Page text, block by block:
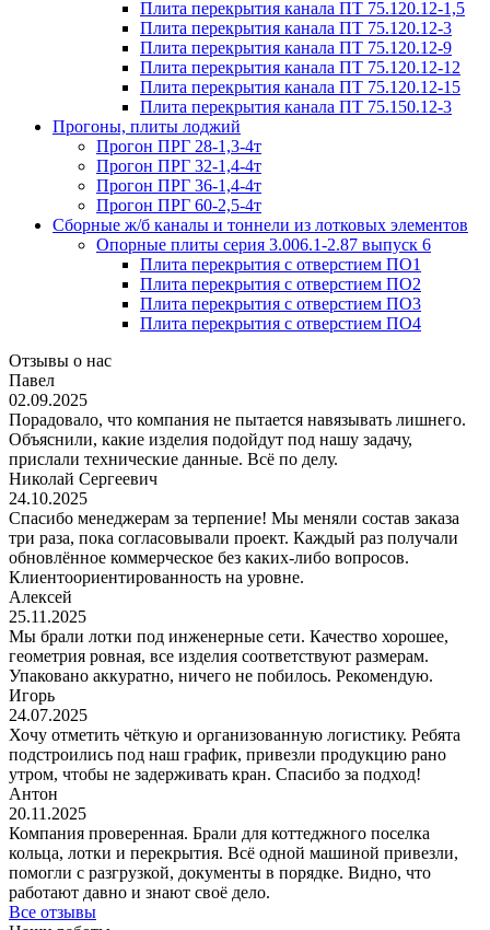
Плита перекрытия канала ПТ 75.120.12-1,5
Плита перекрытия канала ПТ 75.120.12-3
Плита перекрытия канала ПТ 75.120.12-9
Плита перекрытия канала ПТ 75.120.12-12
Плита перекрытия канала ПТ 75.120.12-15
Плита перекрытия канала ПТ 75.150.12-3
Прогоны, плиты лоджий
Прогон ПРГ 28-1,3-4т
Прогон ПРГ 32-1,4-4т
Прогон ПРГ 36-1,4-4т
Прогон ПРГ 60-2,5-4т
Сборные ж/б каналы и тоннели из лотковых элементов
Опорные плиты серия 3.006.1-2.87 выпуск 6
Плита перекрытия с отверстием ПО1
Плита перекрытия с отверстием ПО2
Плита перекрытия с отверстием ПО3
Плита перекрытия с отверстием ПО4
Отзывы о нас
Павел
02.09.2025
Порадовало, что компания не пытается навязывать лишнего.
Объяснили, какие изделия подойдут под нашу задачу,
прислали технические данные. Всё по делу.
Николай Сергеевич
24.10.2025
Спасибо менеджерам за терпение! Мы меняли состав заказа
три раза, пока согласовывали проект. Каждый раз получали
обновлённое коммерческое без каких-либо вопросов.
Клиентоориентированность на уровне.
Алексей
25.11.2025
Мы брали лотки под инженерные сети. Качество хорошее,
геометрия ровная, все изделия соответствуют размерам.
Упаковано аккуратно, ничего не побилось. Рекомендую.
Игорь
24.07.2025
Хочу отметить чёткую и организованную логистику. Ребята
подстроились под наш график, привезли продукцию рано
утром, чтобы не задерживать кран. Спасибо за подход!
Антон
20.11.2025
Компания проверенная. Брали для коттеджного поселка
кольца, лотки и перекрытия. Всё одной машиной привезли,
помогли с разгрузкой, документы в порядке. Видно, что
работают давно и знают своё дело.
Все отзывы